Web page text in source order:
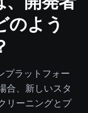
のよう
プラットフォー
合、新しいスタ
リーニングとプ